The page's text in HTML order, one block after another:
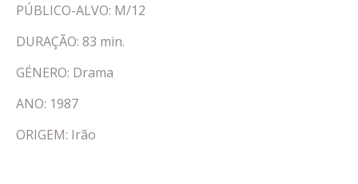
PÚBLICO-ALVO: M/12
DURAÇÃO: 83 min.
GÉNERO: Drama
ANO: 1987
ORIGEM: Irão